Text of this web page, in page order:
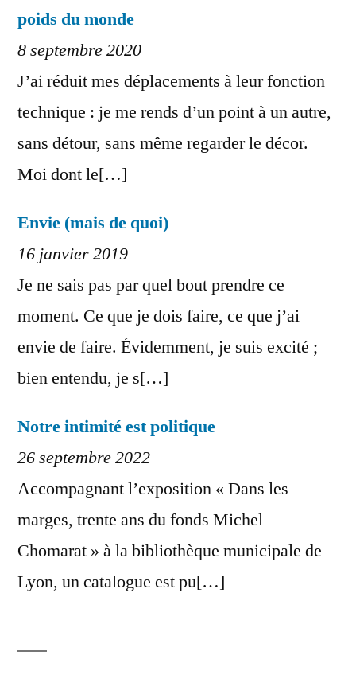
poids du monde
8 septembre 2020
J’ai réduit mes déplacements à leur fonction
technique : je me rends d’un point à un autre,
sans détour, sans même regarder le décor.
Moi dont le[…]
Envie (mais de quoi)
16 janvier 2019
Je ne sais pas par quel bout prendre ce
moment. Ce que je dois faire, ce que j’ai
envie de faire. Évidemment, je suis excité ;
bien entendu, je s[…]
Notre intimité est politique
26 septembre 2022
Accompagnant l’exposition « Dans les
marges, trente ans du fonds Michel
Chomarat » à la bibliothèque municipale de
Lyon, un catalogue est pu[…]